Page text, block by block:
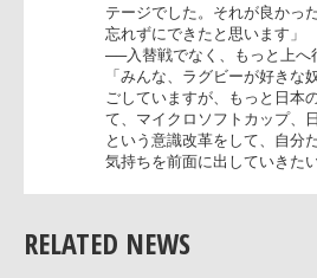
が、22人がしっかり攻め
ードを保てた要因だと思
──33分にPGを狙ったの
「確かに、僕らがリード
保たれるワールドさんへ
思います。そういう意味
トライしか勝つすべがな
れるので、レベルの差
RELATED NEWS